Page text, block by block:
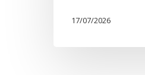
17/07/2026